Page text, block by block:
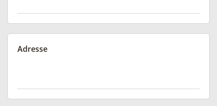
Adresse